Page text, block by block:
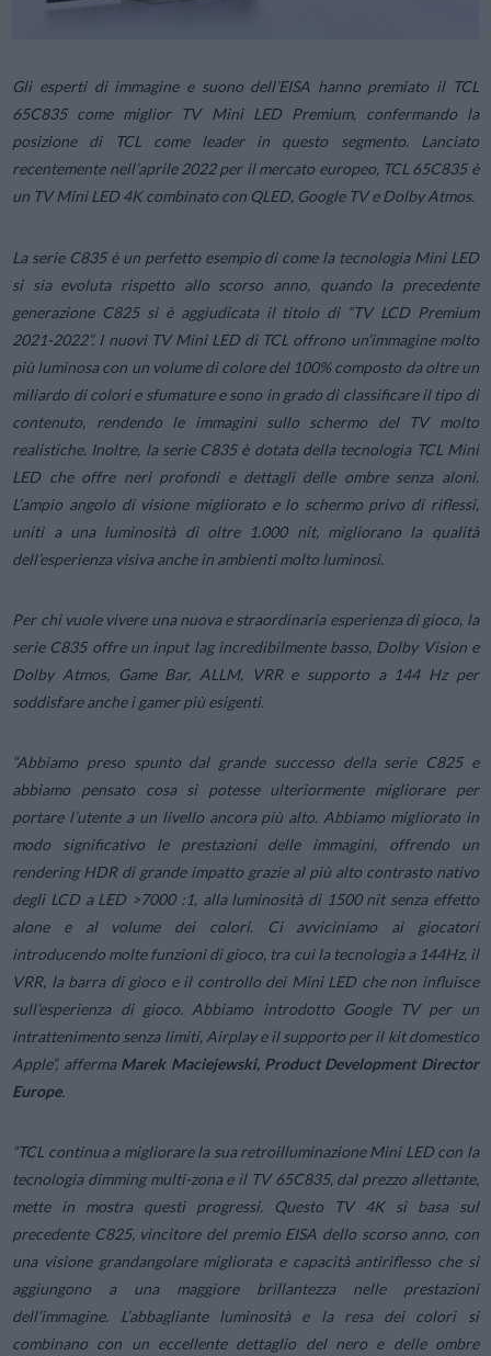
Gli esperti di immagine e suono dell’EISA hanno premiato il TCL
65C835 come miglior TV Mini LED Premium, confermando la
posizione di TCL come leader in questo segmento. Lanciato
recentemente nell’aprile 2022 per il mercato europeo, TCL 65C835 è
un TV Mini LED 4K combinato con QLED, Google TV e Dolby Atmos.
La serie C835 è un perfetto esempio di come la tecnologia Mini LED
si sia evoluta rispetto allo scorso anno, quando la precedente
generazione C825 si è aggiudicata il titolo di “TV LCD Premium
2021-2022”. I nuovi TV Mini LED di TCL offrono un’immagine molto
più luminosa con un volume di colore del 100% composto da oltre un
miliardo di colori e sfumature e sono in grado di classificare il tipo di
contenuto, rendendo le immagini sullo schermo del TV molto
realistiche. Inoltre, la serie C835 è dotata della tecnologia TCL Mini
LED che offre neri profondi e dettagli delle ombre senza aloni.
L’ampio angolo di visione migliorato e lo schermo privo di riflessi,
uniti a una luminosità di oltre 1.000 nit, migliorano la qualità
dell’esperienza visiva anche in ambienti molto luminosi.
Per chi vuole vivere una nuova e straordinaria esperienza di gioco, la
serie C835 offre un input lag incredibilmente basso, Dolby Vision e
Dolby Atmos, Game Bar, ALLM, VRR e supporto a 144 Hz per
soddisfare anche i gamer più esigenti.
“Abbiamo preso spunto dal grande successo della serie C825 e
abbiamo pensato cosa si potesse ulteriormente migliorare per
portare l’utente a un livello ancora più alto. Abbiamo migliorato in
modo significativo le prestazioni delle immagini, offrendo un
rendering HDR di grande impatto grazie al più alto contrasto nativo
degli LCD a LED >7000 :1, alla luminosità di 1500 nit senza effetto
alone e al volume dei colori. Ci avviciniamo ai giocatori
introducendo molte funzioni di gioco, tra cui la tecnologia a 144Hz, il
VRR, la barra di gioco e il controllo dei Mini LED che non influisce
sull’esperienza di gioco. Abbiamo introdotto Google TV per un
intrattenimento senza limiti, Airplay e il supporto per il kit domestico
Apple”,afferma Marek Maciejewski, Product Development Director
Europe.
“TCL continua a migliorare la sua retroilluminazione Mini LED con la
tecnologia dimming multi-zona e il TV 65C835, dal prezzo allettante,
mette in mostra questi progressi. Questo TV 4K si basa sul
precedente C825, vincitore del premio EISA dello scorso anno, con
una visione grandangolare migliorata e capacità antiriflesso che si
aggiungono a una maggiore brillantezza nelle prestazioni
dell’immagine. L’abbagliante luminosità e la resa dei colori si
combinano con un eccellente dettaglio del nero e delle ombre